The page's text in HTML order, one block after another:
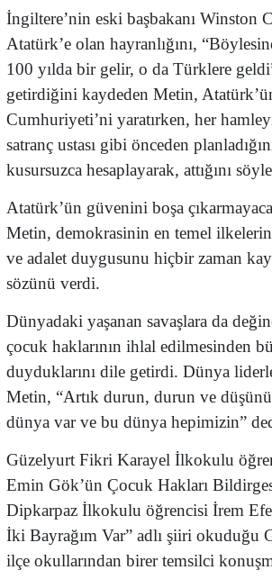
İngiltere’nin eski başbakanı Winston
Atatürk’e olan hayranlığını,
100 yılda bir gelir, o da Türklere
getirdiğini kaydeden Metin,
Cumhuriyeti’ni yaratırken, her
satranç ustası gibi önceden
kusursuzca hesaplayarak, attığını
Atatürk’ün güvenini boşa
Metin, demokrasinin en temel
ve adalet duygusunu hiçbir zaman
sözünü verdi.
Dünyadaki yaşanan savaşlara da
çocuk haklarının ihlal edilmesinden
duyduklarını dile getirdi. Dünya
Metin, “Artık durun, durun ve
dünya var ve bu dünya hepimizin”
Güzelyurt Fikri Karayel İlkokulu
Emin Gök’ün Çocuk Hakları
Dipkarpaz İlkokulu öğrencisi İrem
İki Bayrağım Var” adlı şiiri okuduğu
ilçe okullarından birer temsilci